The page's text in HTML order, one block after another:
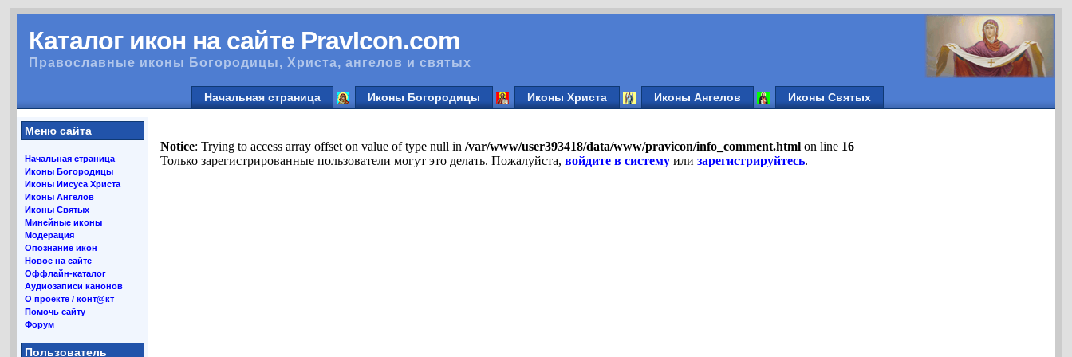
Каталог икон на сайте PravIcon.com
Православные иконы Богородицы, Христа, ангелов и святых
Начальная страница Иконы Богородицы Иконы Христа Иконы Ангелов Иконы Святых
Меню сайта
Начальная страница
Иконы Богородицы
Иконы Иисуса Христа
Иконы Ангелов
Иконы Святых
Минейные иконы
Модерация
Опознание икон
Новое на сайте
Оффлайн-каталог
Аудиозаписи канонов
О проекте / конт@кт
Помочь сайту
Форум
Пользователь
Notice: Trying to access array offset on value of type null in/var/www/user393418/data/www/pravicon/info_comment.html on line 16
Только зарегистрированные пользователи могут это делать. Пожалуйста,войдите в систему илизарегистрируйтесь.